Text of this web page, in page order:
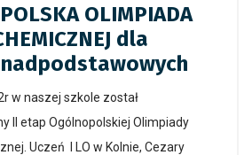
OLIMPIADA
dla
w naszej szkole został
II etap Ogólnopolskiej Olimpiady
Uczeń I LO w Kolnie, Cezary